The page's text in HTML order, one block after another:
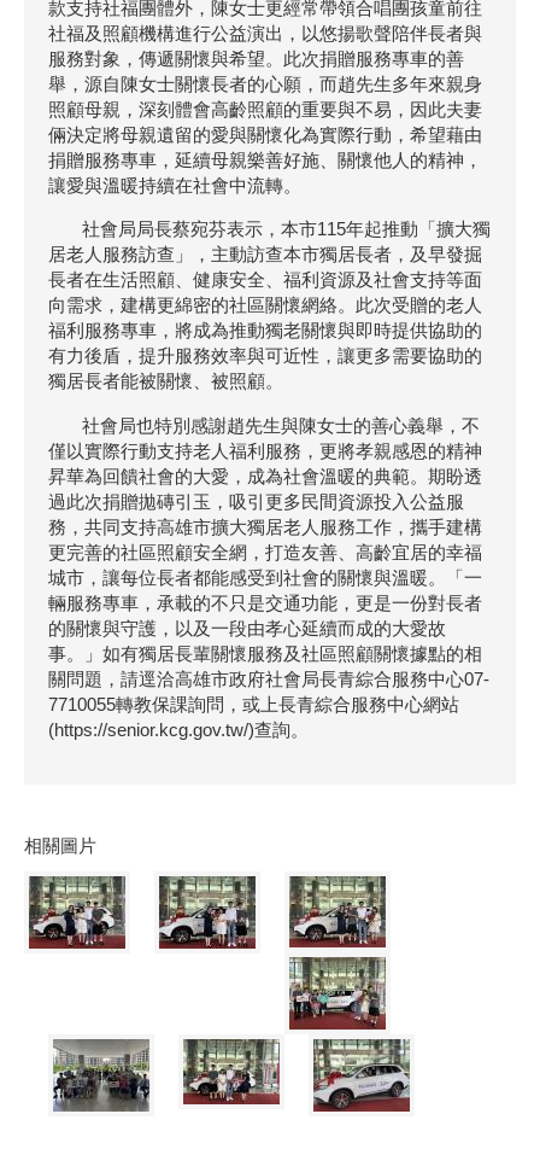
款支持社福團體外，陳女士更經常帶領合唱團孩童前往
社福及照顧機構進行公益演出，以悠揚歌聲陪伴長者與
服務對象，傳遞關懷與希望。此次捐贈服務專車的善
舉，源自陳女士關懷長者的心願，而趙先生多年來親身
照顧母親，深刻體會高齡照顧的重要與不易，因此夫妻
倆決定將母親遺留的愛與關懷化為實際行動，希望藉由
捐贈服務專車，延續母親樂善好施、關懷他人的精神，
讓愛與溫暖持續在社會中流轉。
社會局局長蔡宛芬表示，本市115年起推動「擴大獨
居老人服務訪查」，主動訪查本市獨居長者，及早發掘
長者在生活照顧、健康安全、福利資源及社會支持等面
向需求，建構更綿密的社區關懷網絡。此次受贈的老人
福利服務專車，將成為推動獨老關懷與即時提供協助的
有力後盾，提升服務效率與可近性，讓更多需要協助的
獨居長者能被關懷、被照顧。
社會局也特別感謝趙先生與陳女士的善心義舉，不
僅以實際行動支持老人福利服務，更將孝親感恩的精神
昇華為回饋社會的大愛，成為社會溫暖的典範。期盼透
過此次捐贈拋磚引玉，吸引更多民間資源投入公益服
務，共同支持高雄市擴大獨居老人服務工作，攜手建構
更完善的社區照顧安全網，打造友善、高齡宜居的幸福
城市，讓每位長者都能感受到社會的關懷與溫暖。「一
輛服務專車，承載的不只是交通功能，更是一份對長者
的關懷與守護，以及一段由孝心延續而成的大愛故
事。」如有獨居長輩關懷服務及社區照顧關懷據點的相
關問題，請逕洽高雄市政府社會局長青綜合服務中心07-
7710055轉教保課詢問，或上長青綜合服務中心網站
(https://senior.kcg.gov.tw/)查詢。
相關圖片